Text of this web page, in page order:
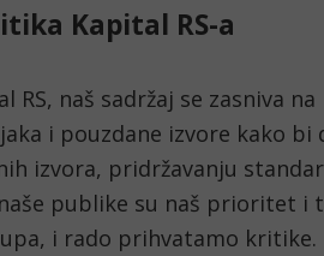
Kapital RS-a
RS, naš sadržaj se zasniva
i pouzdane izvore kako
izvora, pridržavanju
publike su naš prioritet i
i rado prihvatamo kritike.